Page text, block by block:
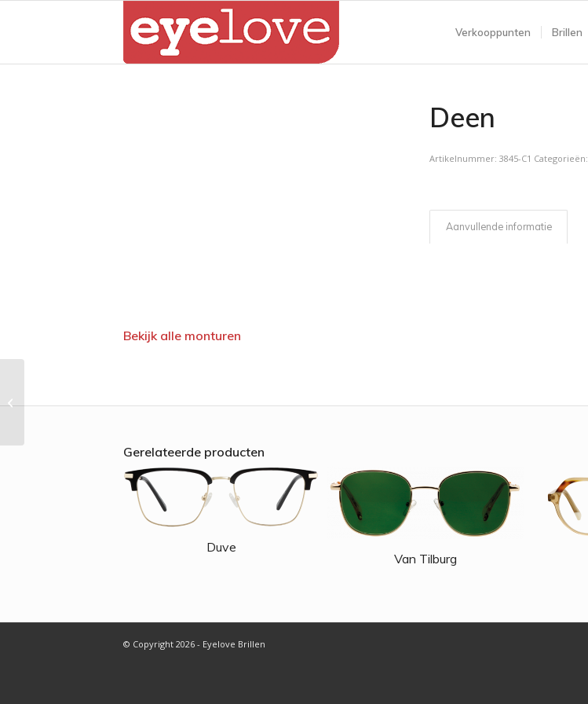
Verkooppunten Brillen
Bekijk alle monturen
Deen
Artikelnummer: 3845-C1 Categorieën:
Aanvullende informatie
Gerelateerde producten
Duve
Van Tilburg
© Copyright 2026 - Eyelove Brillen